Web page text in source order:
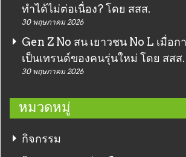
ทำได้ไม่ต่อเนื่อง? โดย สสส.
30 พฤษภาคม 2026
Gen Z No สน เยาวชน No L เมื่อก
เป็นเทรนด์ของคนรุ่นใหม่ โดย สสส.
30 พฤษภาคม 2026
หมวดหมู่
กิจกรรม